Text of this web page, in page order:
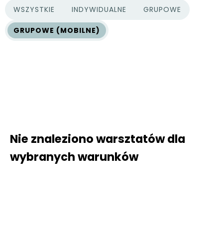
WSZYSTKIE
TYPY PROJEKTÓW
INDYWIDUALNE GRUPOWE
GRUPOWE (MOBILNE)
Nie znaleziono warsztatów dla
wybranych warunków